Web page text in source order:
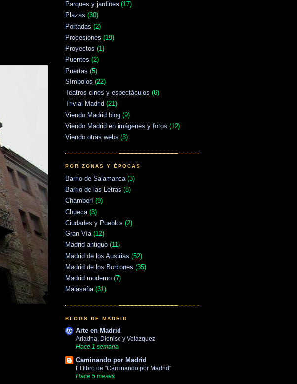
Parques y jardines (17)
Plazas (30)
Portadas (2)
Procesiones (19)
Proyectos (1)
Puentes (2)
Puertas (5)
Símbolos (22)
Teatros cines y espectáculos (6)
Trivial Madrid (21)
Viendo Madrid blog (9)
Viendo Madrid en imágenes y fotos (12)
Viendo otras webs (3)
POR ZONAS Y ÉPOCAS
Barrio de Salamanca (3)
Barrio de las Letras (8)
Chamberí (9)
Chueca (3)
Ciudades y Pueblos (2)
Gran Vía (12)
Madrid antiguo (11)
Madrid de los Austrias (52)
Madrid de los Borbones (35)
Madrid moderno (7)
Malasaña (31)
BLOGS DE MADRID
Arte en Madrid
Ariadna, Dioniso y Velázquez
Hace 1 semana
Caminando por Madrid
El libro de "Caminando por Madrid"
Hace 5 meses